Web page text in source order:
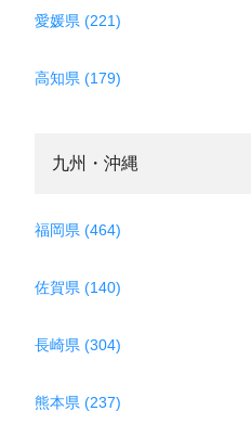
愛媛県 (221)
高知県 (179)
九州・沖縄
福岡県 (464)
佐賀県 (140)
長崎県 (304)
熊本県 (237)